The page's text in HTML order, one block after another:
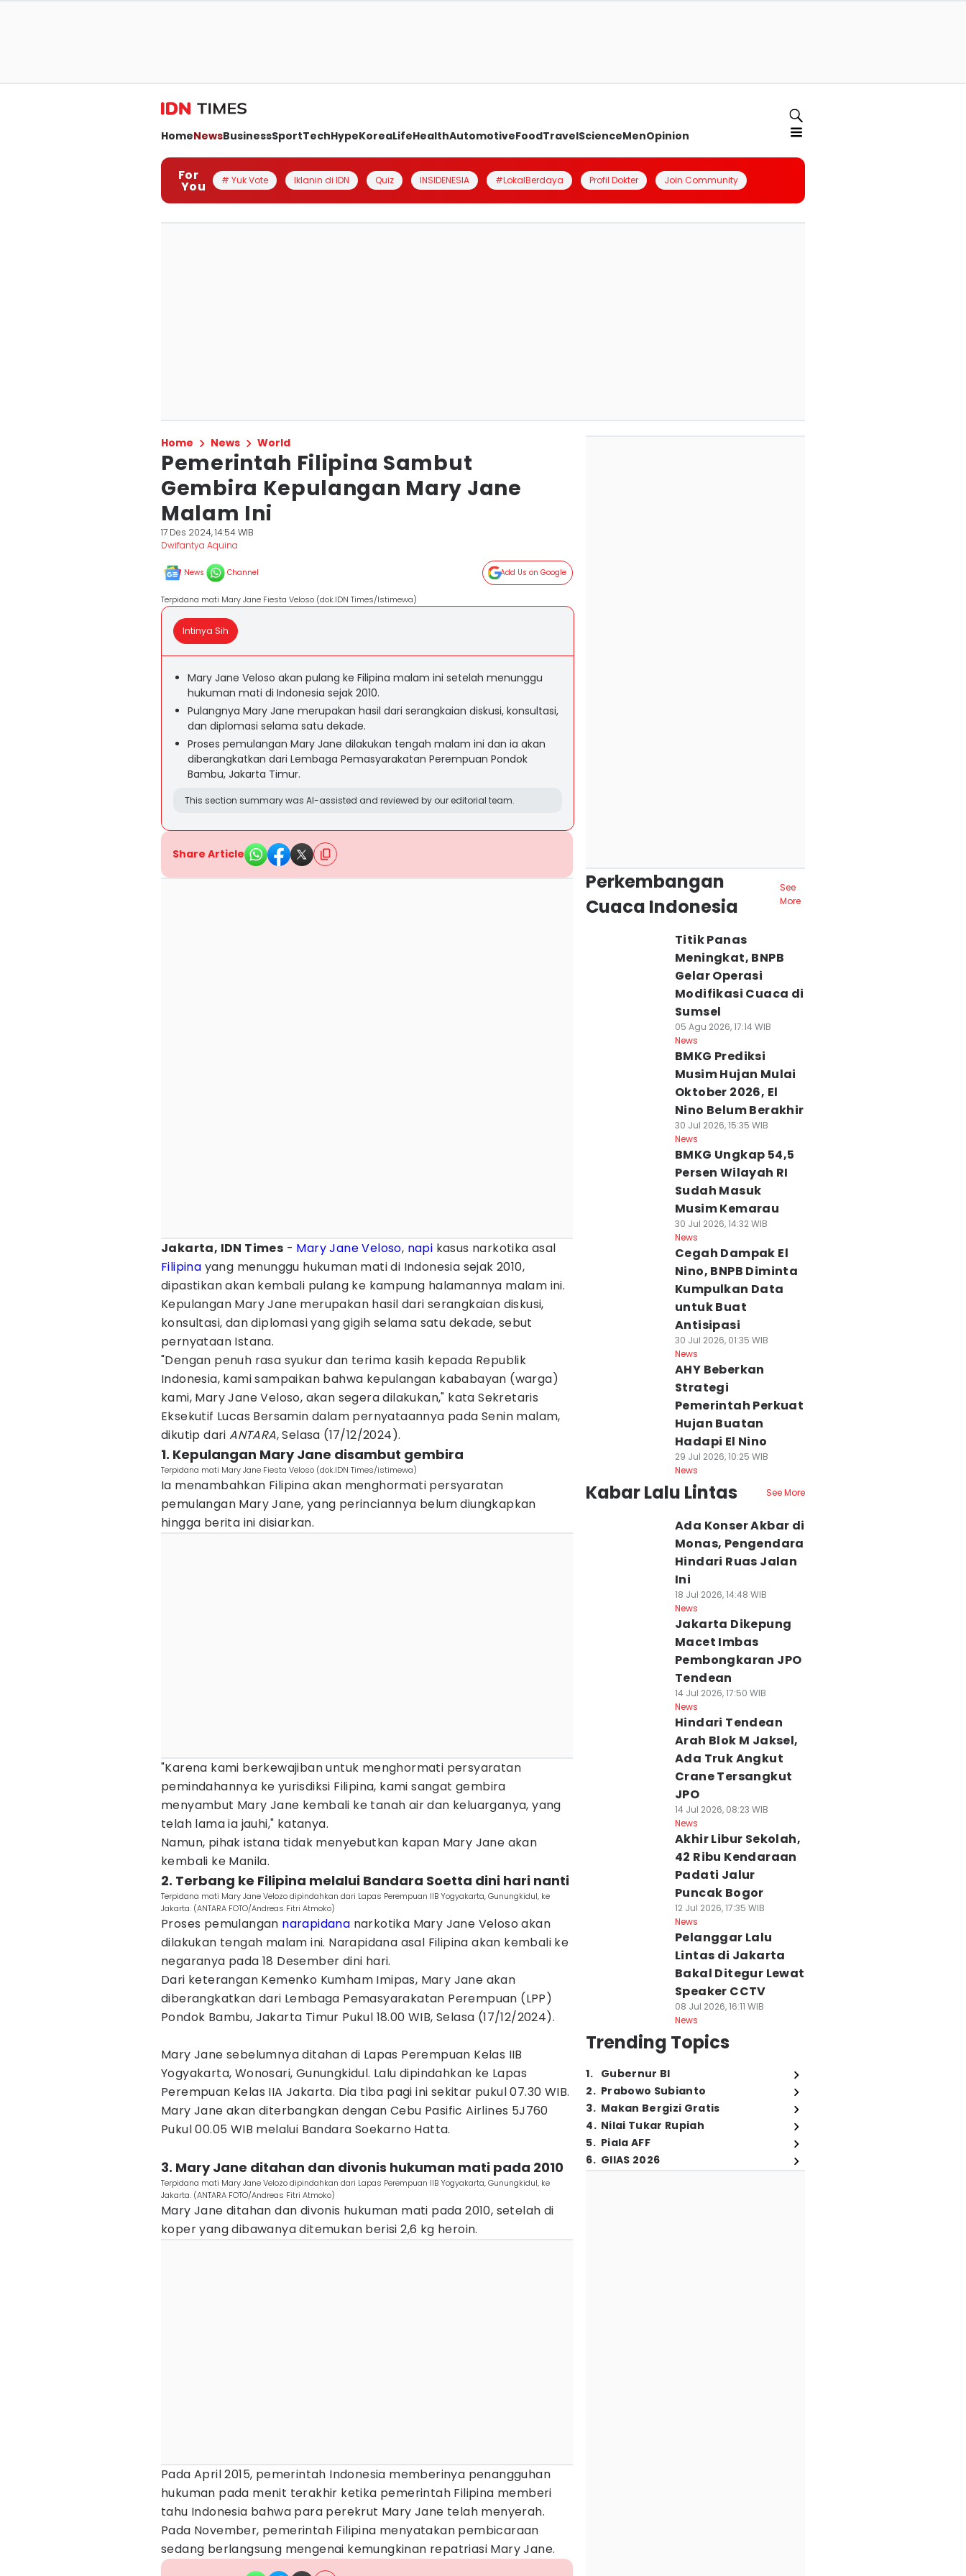
HomeNewsBusinessSportTechHypeKoreaLifeHealthAutomotiveFoodTravelScienceMenOpinion
For
You # Yuk Vote Iklanin di IDN Quiz INSIDENESIA #LokalBerdaya Profil Dokter Join Community
Home News World
Pemerintah Filipina Sambut
Gembira Kepulangan Mary Jane
Malam Ini
17 Des 2024, 14:54 WIB
Dwifantya Aquina
News Channel Add Us on Google
Terpidana mati Mary Jane Fiesta Veloso (dok.IDN Times/Istimewa)
Intinya Sih
Mary Jane Veloso akan pulang ke Filipina malam ini setelah menunggu
hukuman mati di Indonesia sejak 2010.
Pulangnya Mary Jane merupakan hasil dari serangkaian diskusi, konsultasi,
dan diplomasi selama satu dekade.
Proses pemulangan Mary Jane dilakukan tengah malam ini dan ia akan
diberangkatkan dari Lembaga Pemasyarakatan Perempuan Pondok
Bambu, Jakarta Timur.
This section summary was AI-assisted and reviewed by our editorial team.
Share Article
Jakarta, IDN Times - Mary Jane Veloso, napi kasus narkotika asal
Filipina yang menunggu hukuman mati di Indonesia sejak 2010,
dipastikan akan kembali pulang ke kampung halamannya malam ini.
Kepulangan Mary Jane merupakan hasil dari serangkaian diskusi,
konsultasi, dan diplomasi yang gigih selama satu dekade, sebut
pernyataan Istana.
"Dengan penuh rasa syukur dan terima kasih kepada Republik
Indonesia, kami sampaikan bahwa kepulangan kababayan (warga)
kami, Mary Jane Veloso, akan segera dilakukan," kata Sekretaris
Eksekutif Lucas Bersamin dalam pernyataannya pada Senin malam,
dikutip dariANTARA, Selasa (17/12/2024).
1. Kepulangan Mary Jane disambut gembira
Terpidana mati Mary Jane Fiesta Veloso (dok.IDN Times/istimewa)
Ia menambahkan Filipina akan menghormati persyaratan
pemulangan Mary Jane, yang perinciannya belum diungkapkan
hingga berita ini disiarkan.
"Karena kami berkewajiban untuk menghormati persyaratan
pemindahannya ke yurisdiksi Filipina, kami sangat gembira
menyambut Mary Jane kembali ke tanah air dan keluarganya, yang
telah lama ia jauhi," katanya.
Namun, pihak istana tidak menyebutkan kapan Mary Jane akan
kembali ke Manila.
2. Terbang ke Filipina melalui Bandara Soetta dini hari nanti
Terpidana mati Mary Jane Velozo dipindahkan dari Lapas Perempuan IIB Yogyakarta, Gunungkidul, ke
Jakarta. (ANTARA FOTO/Andreas Fitri Atmoko)
Proses pemulangan narapidana narkotika Mary Jane Veloso akan
dilakukan tengah malam ini. Narapidana asal Filipina akan kembali ke
negaranya pada 18 Desember dini hari.
Dari keterangan Kemenko Kumham Imipas, Mary Jane akan
diberangkatkan dari Lembaga Pemasyarakatan Perempuan (LPP)
Pondok Bambu, Jakarta Timur Pukul 18.00 WIB, Selasa (17/12/2024).
Mary Jane sebelumnya ditahan di Lapas Perempuan Kelas IIB
Yogyakarta, Wonosari, Gunungkidul. Lalu dipindahkan ke Lapas
Perempuan Kelas IIA Jakarta. Dia tiba pagi ini sekitar pukul 07.30 WIB.
Mary Jane akan diterbangkan dengan Cebu Pasific Airlines 5J760
Pukul 00.05 WIB melalui Bandara Soekarno Hatta.
3. Mary Jane ditahan dan divonis hukuman mati pada 2010
Terpidana mati Mary Jane Velozo dipindahkan dari Lapas Perempuan IIB Yogyakarta, Gunungkidul, ke
Jakarta. (ANTARA FOTO/Andreas Fitri Atmoko)
Mary Jane ditahan dan divonis hukuman mati pada 2010, setelah di
koper yang dibawanya ditemukan berisi 2,6 kg heroin.
Pada April 2015, pemerintah Indonesia memberinya penangguhan
hukuman pada menit terakhir ketika pemerintah Filipina memberi
tahu Indonesia bahwa para perekrut Mary Jane telah menyerah.
Pada November, pemerintah Filipina menyatakan pembicaraan
sedang berlangsung mengenai kemungkinan repatriasi Mary Jane.
Perkembangan
Cuaca Indonesia
See
More
Titik Panas
Meningkat, BNPB
Gelar Operasi
Modifikasi Cuaca di
Sumsel
05 Agu 2026, 17:14 WIB
News
BMKG Prediksi
Musim Hujan Mulai
Oktober 2026, El
Nino Belum Berakhir
30 Jul 2026, 15:35 WIB
News
BMKG Ungkap 54,5
Persen Wilayah RI
Sudah Masuk
Musim Kemarau
30 Jul 2026, 14:32 WIB
News
Cegah Dampak El
Nino, BNPB Diminta
Kumpulkan Data
untuk Buat
Antisipasi
30 Jul 2026, 01:35 WIB
News
AHY Beberkan
Strategi
Pemerintah Perkuat
Hujan Buatan
Hadapi El Nino
29 Jul 2026, 10:25 WIB
News
Kabar Lalu Lintas See More
Ada Konser Akbar di
Monas, Pengendara
Hindari Ruas Jalan
Ini
18 Jul 2026, 14:48 WIB
News
Jakarta Dikepung
Macet Imbas
Pembongkaran JPO
Tendean
14 Jul 2026, 17:50 WIB
News
Hindari Tendean
Arah Blok M Jaksel,
Ada Truk Angkut
Crane Tersangkut
JPO
14 Jul 2026, 08:23 WIB
News
Akhir Libur Sekolah,
42 Ribu Kendaraan
Padati Jalur
Puncak Bogor
12 Jul 2026, 17:35 WIB
News
Pelanggar Lalu
Lintas di Jakarta
Bakal Ditegur Lewat
Speaker CCTV
08 Jul 2026, 16:11 WIB
News
Trending Topics
1. Gubernur BI
2. Prabowo Subianto
3. Makan Bergizi Gratis
4. Nilai Tukar Rupiah
5. Piala AFF
6. GIIAS 2026